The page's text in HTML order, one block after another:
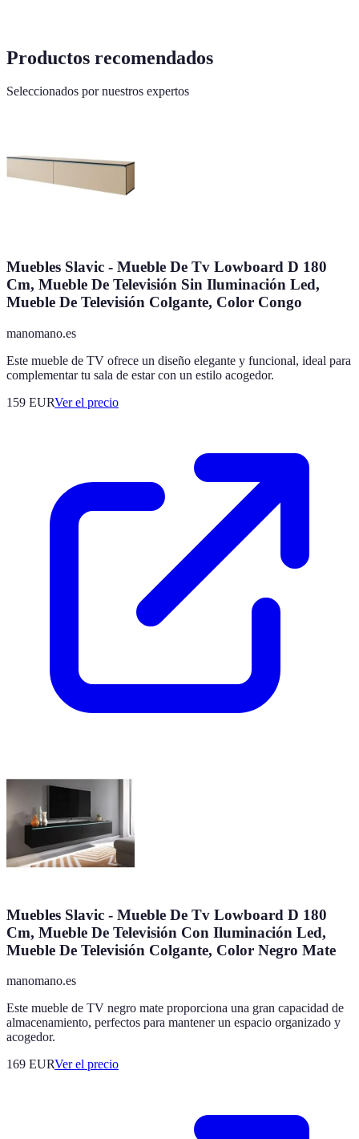
Productos recomendados
Seleccionados por nuestros expertos
Muebles Slavic - Mueble De Tv Lowboard D 180
Cm, Mueble De Televisión Sin Iluminación Led,
Mueble De Televisión Colgante, Color Congo
manomano.es
Este mueble de TV ofrece un diseño elegante y funcional, ideal para
complementar tu sala de estar con un estilo acogedor.
159 EURVer el precio
Muebles Slavic - Mueble De Tv Lowboard D 180
Cm, Mueble De Televisión Con Iluminación Led,
Mueble De Televisión Colgante, Color Negro Mate
manomano.es
Este mueble de TV negro mate proporciona una gran capacidad de
almacenamiento, perfectos para mantener un espacio organizado y
acogedor.
169 EURVer el precio